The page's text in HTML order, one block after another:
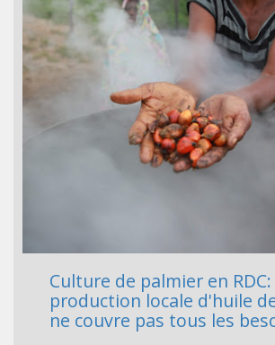
Culture de palmier en RDC:
production locale d'huile
ne couvre pas tous les